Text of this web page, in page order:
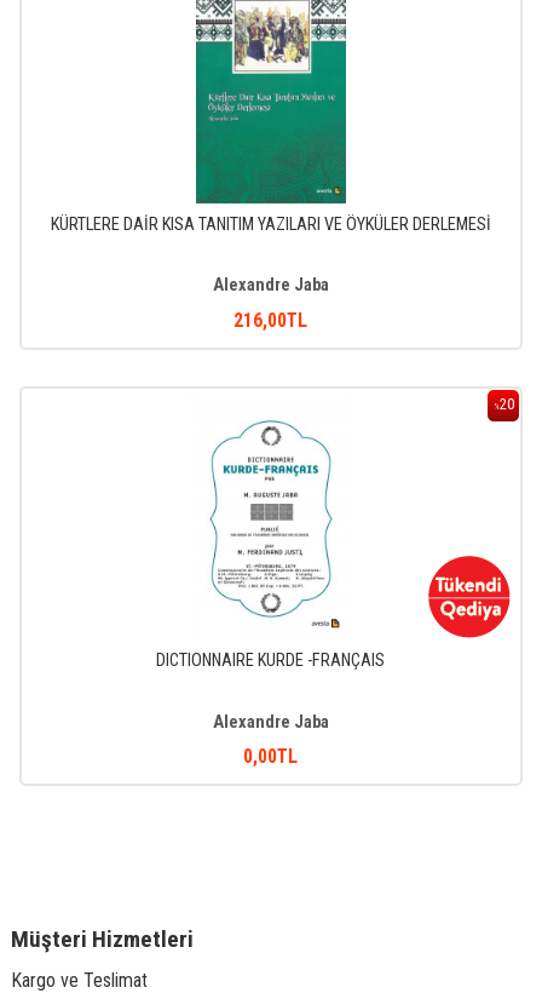
KÜRTLERE DAİR KISA TANITIM YAZILARI VE ÖYKÜLER DERLEMESİ
Alexandre Jaba
216,00TL
%20
DICTIONNAIRE KURDE -FRANÇAIS
Alexandre Jaba
0,00TL
Müşteri Hizmetleri
Kargo ve Teslimat